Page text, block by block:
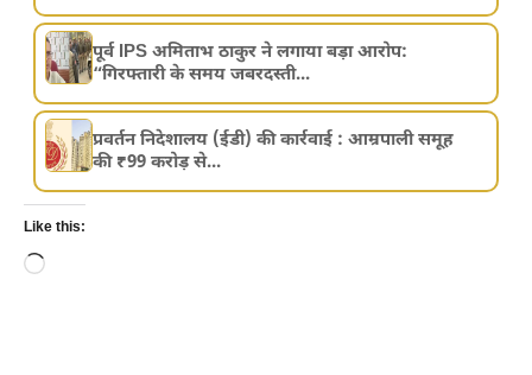
पूर्व IPS अमिताभ ठाकुर ने लगाया बड़ा आरोप:
“गिरफ्तारी के समय जबरदस्ती...
प्रवर्तन निदेशालय (ईडी) की कार्रवाई : आम्रपाली समूह
की ₹99 करोड़ से...
Like this:
Loading…